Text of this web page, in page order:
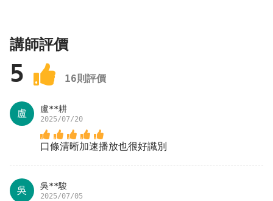
4.善用檢核表
講師評價
5 16則評價
盧 盧**耕
2025/07/20
口條清晰加速播放也很好識別
吳 吳**駿
2025/07/05